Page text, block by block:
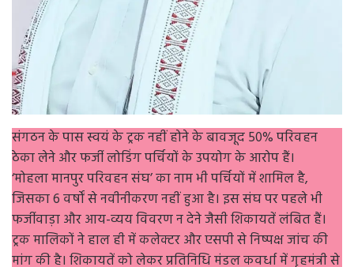
संगठन के पास स्वयं के ट्रक नहीं होने के बावजूद 50% परिवहन
ठेका लेने और फर्जी लोडिंग पर्चियों के उपयोग के आरोप हैं।
‘मोहला मानपुर परिवहन संघ’ का नाम भी पर्चियों में शामिल है,
जिसका 6 वर्षों से नवीनीकरण नहीं हुआ है। इस संघ पर पहले भी
फर्जीवाड़ा और आय-व्यय विवरण न देने जैसी शिकायतें लंबित हैं।
ट्रक मालिकों ने हाल ही में कलेक्टर और एसपी से निष्पक्ष जांच की
मांग की है। शिकायतें को लेकर प्रतिनिधि मंडल कवर्धा में गृहमंत्री से